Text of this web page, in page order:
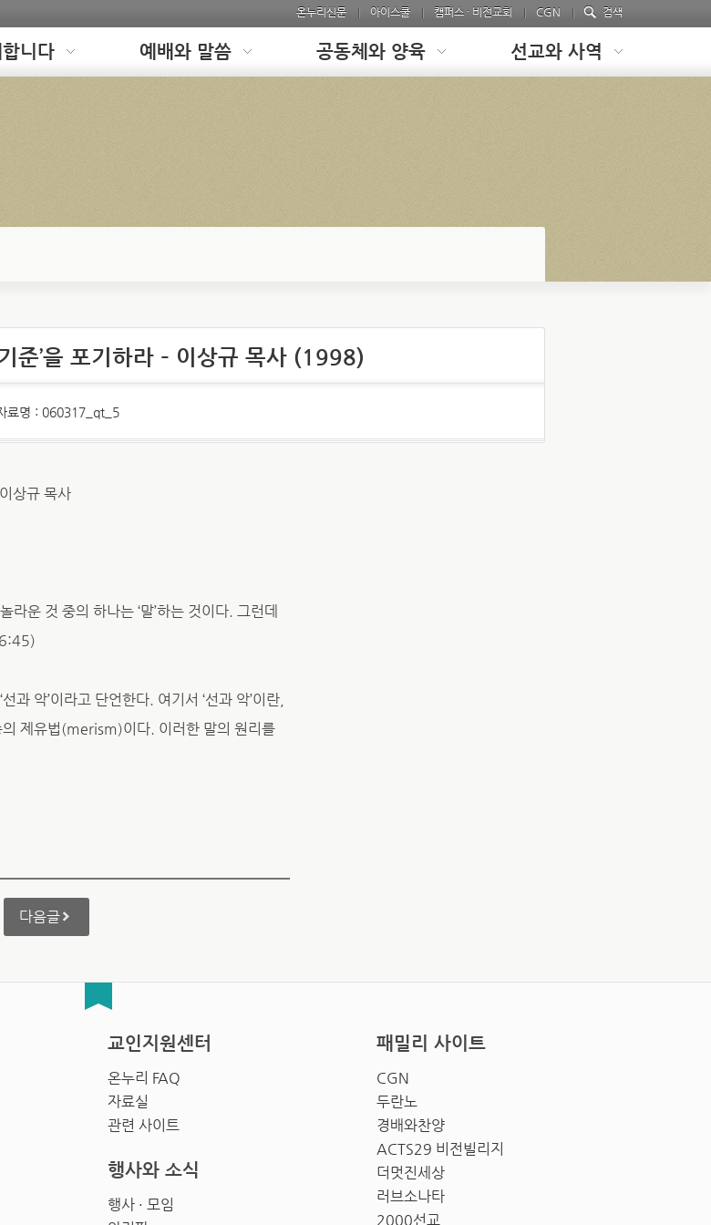
온누리신문 아이스쿨 캠퍼스 · 비전교회 CGN 검색
니다 예배와 말씀 공동체와 양육 선교와 사역
준’을 포기하라 – 이상규 목사 (1998)
료명 : 060317_qt_5
상규 목사
운 것 중의 하나는 ‘말’하는 것이다. 그런데
6:45)
악’이라고 단언한다. 여기서 ‘선과 악’이란,
제유법(merism)이다. 이러한 말의 원리를
다음글
교인지원센터
온누리 FAQ
자료실
관련 사이트
패밀리 사이트
CGN
두란노
경배와찬양
ACTS29 비전빌리지
더멋진세상
러브소나타
2000선교
행사와 소식
행사 · 모임